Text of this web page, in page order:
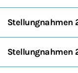
Stellungnahmen
Stellungnahmen